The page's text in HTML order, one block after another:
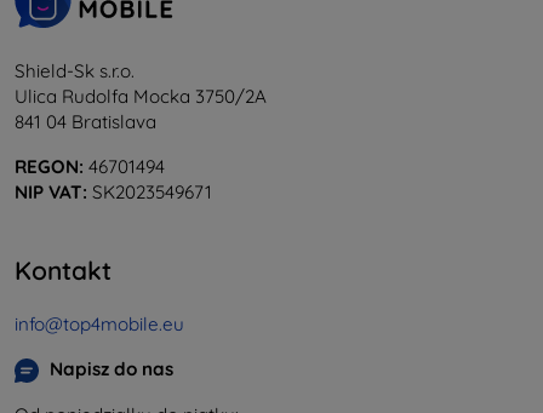
Shield-Sk s.r.o.
Ulica Rudolfa Mocka 3750/2A
841 04 Bratislava
REGON: 46701494
NIP VAT: SK2023549671
Kontakt
info@top4mobile.eu
Napisz do nas